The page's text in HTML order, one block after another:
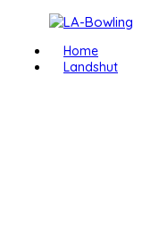
Home
Landshut